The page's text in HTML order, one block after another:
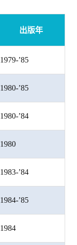
出版年
1979-’85
1980-’85
1980-’84
1980
1983-’84
1984-’85
1984